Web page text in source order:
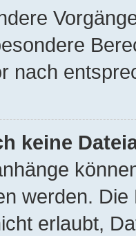
nach
keine
werden.
erlaubt,